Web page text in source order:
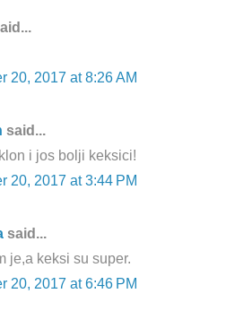
20, 2017 at 8:26 AM
said...
i jos bolji keksici!
20, 2017 at 3:44 PM
said...
je,a keksi su super.
20, 2017 at 6:46 PM